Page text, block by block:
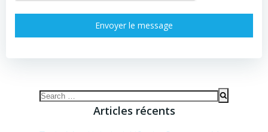
Envoyer le message
Search
Articles récents